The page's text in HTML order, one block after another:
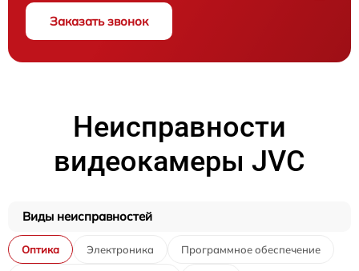
Заказать звонок
Неисправности
видеокамеры JVC
Виды неисправностей
Оптика Электроника Программное обеспечение